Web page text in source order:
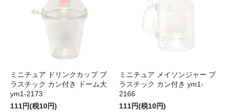
ミニチュア ドリンクカップ プ
ラスチック カン付き ドーム大
ym1-2173
111円(税10円)
ミニチュア メイソンジャー プ
ラスチック カン付き ym1-
2166
111円(税10円)